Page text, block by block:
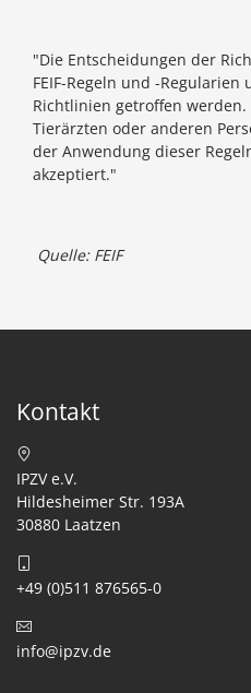
"Die Entscheidungen der
FEIF-Regeln und -Regularien
Richtlinien getroffen
Tierärzten oder anderen
der Anwendung dieser
akzeptiert."
Quelle: FEIF
Kontakt
IPZV e.V.
Hildesheimer Str. 193A
30880 Laatzen
+49 (0)511 876565-0
info@ipzv.de